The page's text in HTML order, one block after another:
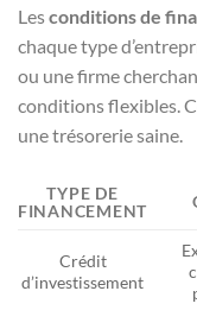
Lesconditions de
chaque type
ou une firme
conditions flexibles.
une trésorerie saine.
TYPE DE
FINANCEMENT
Crédit
d’investissement